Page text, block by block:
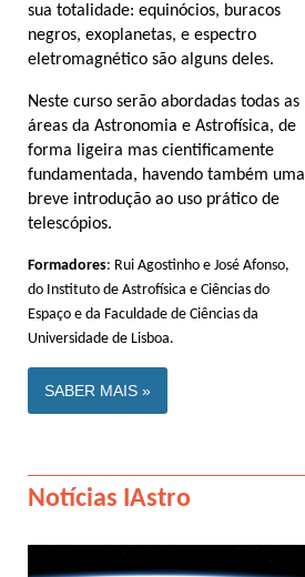
sua totalidade: equinócios, buracos
negros, exoplanetas, e espectro
eletromagnético são alguns deles.
Neste curso serão abordadas todas as
áreas da Astronomia e Astrofísica, de
forma ligeira mas cientificamente
fundamentada, havendo também uma
breve introdução ao uso prático de
telescópios.
Formadores: Rui Agostinho e José Afonso,
do Instituto de Astrofísica e Ciências do
Espaço e da Faculdade de Ciências da
Universidade de Lisboa.
SABER MAIS »
Notícias IAstro